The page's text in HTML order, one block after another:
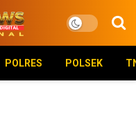
POLRES POLSEK